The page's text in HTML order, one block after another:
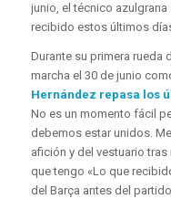
junio, el técnico
recibido estos últimos
Durante su primera rueda
marcha el 30 de junio
Hernández repasa los
No es un momento fácil
debemos estar unidos.
afición y del vestuario
que tengo «Lo que
del Barça antes del